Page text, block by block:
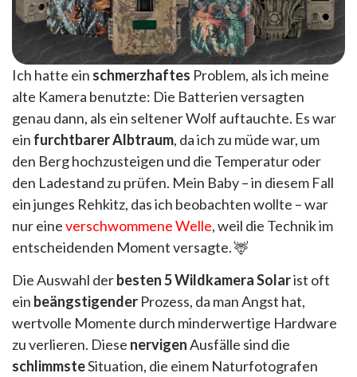
Ich hatte ein schmerzhaftes Problem, als ich meine
alte Kamera benutzte: Die Batterien versagten
genau dann, als ein seltener Wolf auftauchte. Es war
ein furchtbarer Albtraum, da ich zu müde war, um
den Berg hochzusteigen und die Temperatur oder
den Ladestand zu prüfen. Mein Baby – in diesem Fall
ein junges Rehkitz, das ich beobachten wollte – war
nur eineverschwommene Welle, weil die Technik im
entscheidenden Moment versagte. 🦌
Die Auswahl derbesten 5 Wildkamera Solarist oft
ein beängstigender Prozess, da man Angst hat,
wertvolle Momente durch minderwertige Hardware
zu verlieren. Diese nervigenAusfälle sind die
schlimmsteSituation, die einem Naturfotografen